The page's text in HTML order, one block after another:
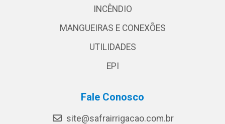
INCÊNDIO
MANGUEIRAS E CONEXÕES
UTILIDADES
EPI
Fale Conosco
site@safrairrigacao.com.br